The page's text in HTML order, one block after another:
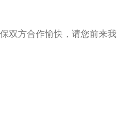
双方合作愉快，请您前来我